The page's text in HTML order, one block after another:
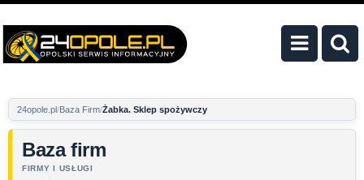
24opole.pl Baza Firm Żabka. Sklep spożywczy
Baza firm
FIRMY I USŁUGI